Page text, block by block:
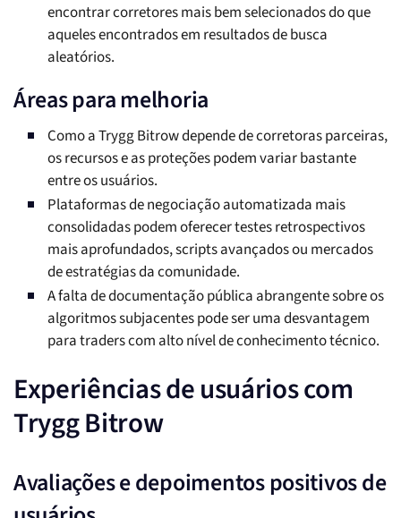
encontrar corretores mais bem selecionados do que
aqueles encontrados em resultados de busca
aleatórios.
Áreas para melhoria
Como a Trygg Bitrow depende de corretoras parceiras,
os recursos e as proteções podem variar bastante
entre os usuários.
Plataformas de negociação automatizada mais
consolidadas podem oferecer testes retrospectivos
mais aprofundados, scripts avançados ou mercados
de estratégias da comunidade.
A falta de documentação pública abrangente sobre os
algoritmos subjacentes pode ser uma desvantagem
para traders com alto nível de conhecimento técnico.
Experiências de usuários com
Trygg Bitrow
Avaliações e depoimentos positivos de